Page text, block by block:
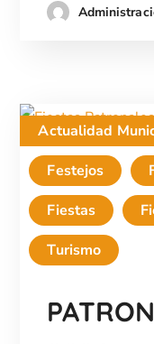
Actualidad
Festejos
Fiestas
Turismo